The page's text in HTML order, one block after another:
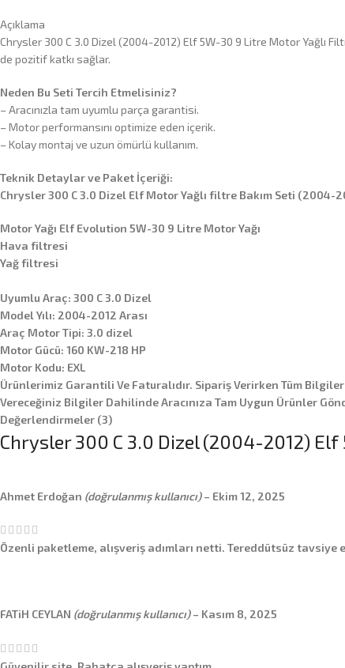
Açıklama
Chrysler 300 C 3.0 Dizel (2004-2012) Elf 5W-30 9 Litre Motor Yağlı
de pozitif katkı sağlar.
Neden Bu Seti Tercih Etmelisiniz?
– Aracınızla tam uyumlu parça garantisi.
– Motor performansını optimize eden içerik.
– Kolay montaj ve uzun ömürlü kullanım.
Teknik Detaylar ve Paket İçeriği:
Chrysler 300 C 3.0 Dizel Elf Motor Yağlı filtre Bakım Seti (2004-
Motor Yağı Elf Evolution 5W-30 9 Litre Motor Yağı
Hava filtresi
Yağ filtresi
Uyumlu Araç: 300 C 3.0 Dizel
Model Yılı: 2004-2012 Arası
Araç Motor Tipi: 3.0 dizel
Motor Gücü: 160 KW-218 HP
Motor Kodu: EXL
Ürünlerimiz Garantili Ve Faturalıdır. Sipariş Verirken Tüm
Vereceğiniz Bilgiler Dahilinde Aracınıza Tam Uygun Ürünler
Değerlendirmeler (3)
Chrysler 300 C 3.0 Dizel (2004-2012) Elf
Ahmet Erdoğan (doğrulanmış kullanıcı) – Ekim 12, 2025
Özenli paketleme, alışveriş adımları netti. Tereddütsüz tavsiye
FATiH CEYLAN (doğrulanmış kullanıcı) – Kasım 8, 2025